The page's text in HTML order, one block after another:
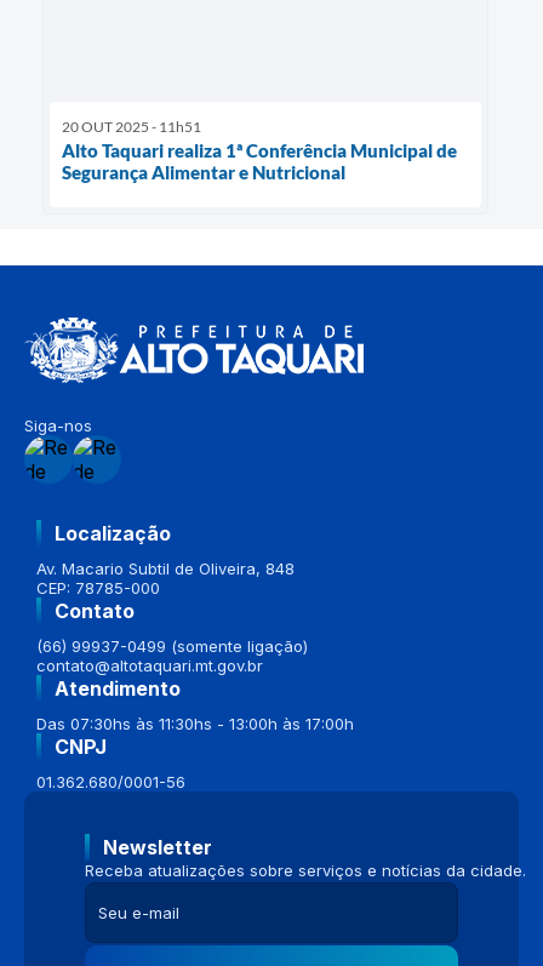
20 OUT 2025 - 11h51
Alto Taquari realiza 1ª Conferência Municipal de
Segurança Alimentar e Nutricional
Siga-nos
Localização
Av. Macario Subtil de Oliveira, 848
CEP: 78785-000
Contato
(66) 99937-0499 (somente ligação)
contato@altotaquari.mt.gov.br
Atendimento
Das 07:30hs às 11:30hs - 13:00h às 17:00h
CNPJ
01.362.680/0001-56
Newsletter
Receba atualizações sobre serviços e notícias da cidade.